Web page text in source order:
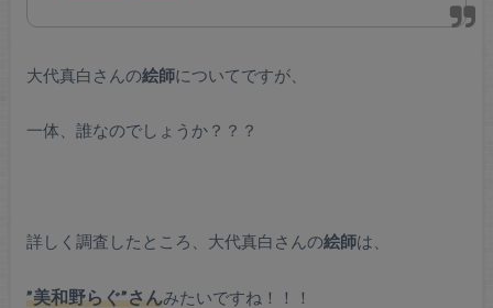
大代真白さんの絵師についてですが、
一体、誰なのでしょうか？？？
詳しく調査したところ、大代真白さんの絵師は、
”美和野らぐ”さんみたいですね！！！